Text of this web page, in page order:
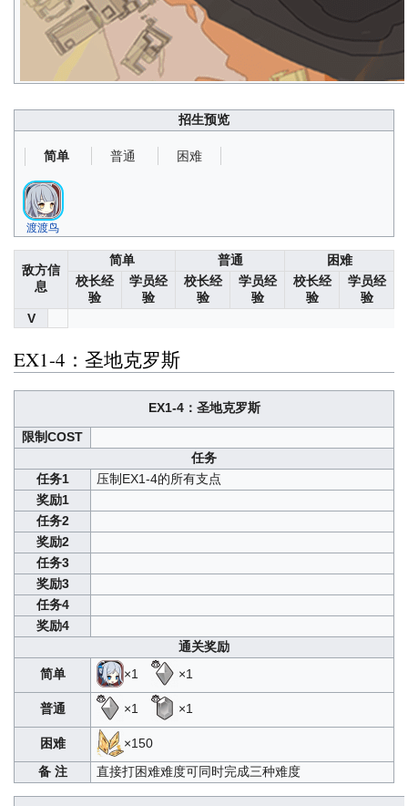
招生预览
简单 普通 困难
渡渡鸟
敌方信
息
简单 普通
困难
校长经
验
学员经
验
校长经
验
学员经
验
校长经
验
学员经
验
V
EX1-4：圣地克罗斯
EX1-4：圣地克罗斯
限制COST
任务
任务1
压制EX1-4的所有支点
奖励1
任务2
奖励2
任务3
奖励3
任务4
奖励4
通关奖励
简单
×1 ×1
普通 ×1 ×1
困难
×150
备 注
直接打困难难度可同时完成三种难度